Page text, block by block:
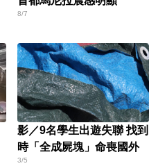
8/7
影／9名學生出遊失聯 找到
時「全成屍塊」命喪國外
3/5